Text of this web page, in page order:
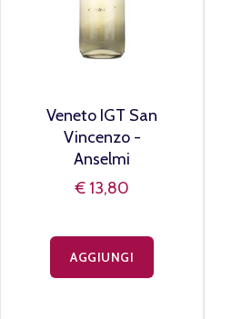
Veneto IGT San
Vincenzo -
Anselmi
€ 13,80
AGGIUNGI